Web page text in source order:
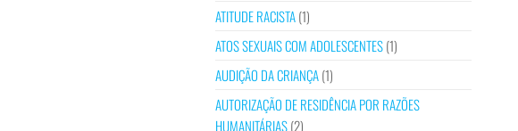
ATITUDE RACISTA(1)
ATOS SEXUAIS COM ADOLESCENTES(1)
AUDIÇÃO DA CRIANÇA(1)
AUTORIZAÇÃO DE RESIDÊNCIA POR RAZÕES
HUMANITÁRIAS(2)